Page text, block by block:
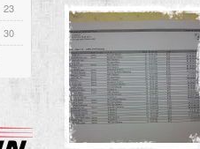
23
30